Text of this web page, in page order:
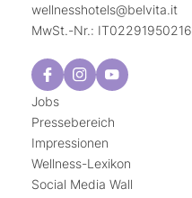
wellnesshotels@belvita.it
MwSt.-Nr.: IT02291950216
Jobs
Pressebereich
Impressionen
Wellness-Lexikon
Social Media Wall